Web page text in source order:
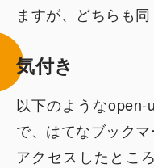
ますが、どちらも同
気付き
以下のようなopen-
で、はてなブック
アクセスしたとこ